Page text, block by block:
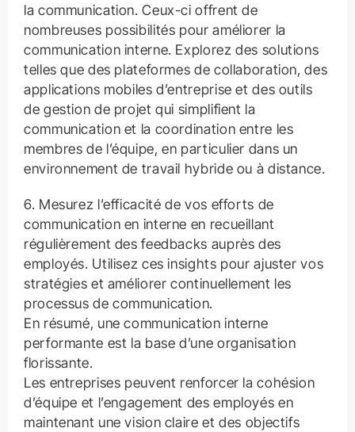
la communication. Ceux-ci offrent de
nombreuses possibilités pour améliorer la
communication interne. Explorez des solutions
telles que des plateformes de collaboration, des
applications mobiles d’entreprise et des outils
de gestion de projet qui simplifient la
communication et la coordination entre les
membres de l’équipe, en particulier dans un
environnement de travail hybride ou à distance.
6. Mesurez l’efficacité de vos efforts de
communication en interne en recueillant
régulièrement des feedbacks auprès des
employés. Utilisez ces insights pour ajuster vos
stratégies et améliorer continuellement les
processus de communication.
En résumé, une communication interne
performante est la base d’une organisation
florissante.
Les entreprises peuvent renforcer la cohésion
d’équipe et l’engagement des employés en
maintenant une vision claire et des objectifs